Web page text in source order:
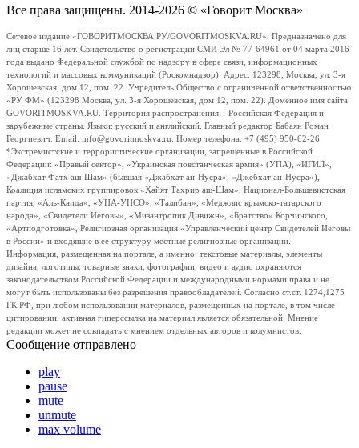
Все права защищены. 2014-2026 © «Говорит Москва»
Сетевое издание «ГОВОРИТМОСКВА.РУ/GOVORITMOSKVA.RU». Предназначено для
лиц старше 16 лет. Свидетельство о регистрации СМИ Эл № 77-64961 от 04 марта 2016
года выдано Федеральной службой по надзору в сфере связи, информационных
технологий и массовых коммуникаций (Роскомнадзор). Адрес: 123298, Москва, ул. 3-я
Хорошевская, дом 12, пом. 22. Учредитель Общество с ограниченной ответственностью
«РУ ФМ» (123298 Москва, ул. 3-я Хорошевская, дом 12, пом. 22). Доменное имя сайта
GOVORITMOSKVA.RU. Территория распространения – Российская Федерация и
зарубежные страны. Языки: русский и английский. Главный редактор Бабаян Роман
Георгиевич. Email: info@govoritmoskva.ru. Номер телефона: +7 (495) 950-62-26
*Экстремистские и террористические организации, запрещенные в Российской
Федерации: «Правый сектор», «Украинская повстанческая армия» (УПА), «ИГИЛ»,
«Джабхат Фатх аш-Шам» (бывшая «Джабхат ан-Нусра», «Джебхат ан-Нусра»),
Коалиция исламских группировок «Хайят Тахрир аш-Шам», Национал-Большевистская
партия, «Аль-Каида», «УНА-УНСО», «Талибан», «Меджлис крымско-татарского
народа», «Свидетели Иеговы», «Мизантропик Дивижн», «Братство» Корчинского,
«Артподготовка», Религиозная организация «Управленческий центр Свидетелей Иеговы
в России» и входящие в ее структуру местные религиозные организации.
Информация, размещенная на портале, а именно: текстовые материалы, элементы
дизайна, логотипы, товарные знаки, фотографии, видео и аудио охраняются
законодательством Российской Федерации и международными нормами права и не
могут быть использованы без разрешения правообладателей. Согласно ст.ст. 1274,1275
ГК РФ, при любом использовании материалов, размещенных на портале, в том числе
цитировании, активная гиперссылка на материал является обязательной. Мнение
редакции может не совпадать с мнением отдельных авторов и колумнистов.
Сообщение отправлено
play
pause
mute
unmute
max volume